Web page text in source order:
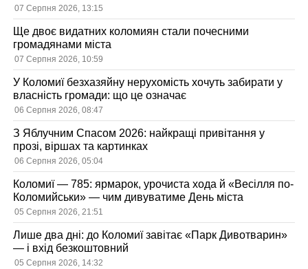
07 Серпня 2026, 13:15
Ще двоє видатних коломиян стали почесними
громадянами міста
07 Серпня 2026, 10:59
У Коломиї безхазяйну нерухомість хочуть забирати у
власність громади: що це означає
06 Серпня 2026, 08:47
З Яблучним Спасом 2026: найкращі привітання у
прозі, віршах та картинках
06 Серпня 2026, 05:04
Коломиї — 785: ярмарок, урочиста хода й «Весілля по-
Коломийськи» — чим дивуватиме День міста
05 Серпня 2026, 21:51
Лише два дні: до Коломиї завітає «Парк Дивотварин»
— і вхід безкоштовний
05 Серпня 2026, 14:32